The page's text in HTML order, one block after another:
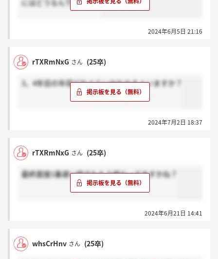
にはどうなんですかね？
2024年6月5日 21:16
rTXRmNxG さん (25卒)
3，4年目の年収どれぐらいかわかる人いますか？
2024年7月2日 18:37
rTXRmNxG さん (25卒)
最終面接1番遅い組でももう終わってますかね？
2024年6月21日 14:41
whsCrHnv さん (25卒)